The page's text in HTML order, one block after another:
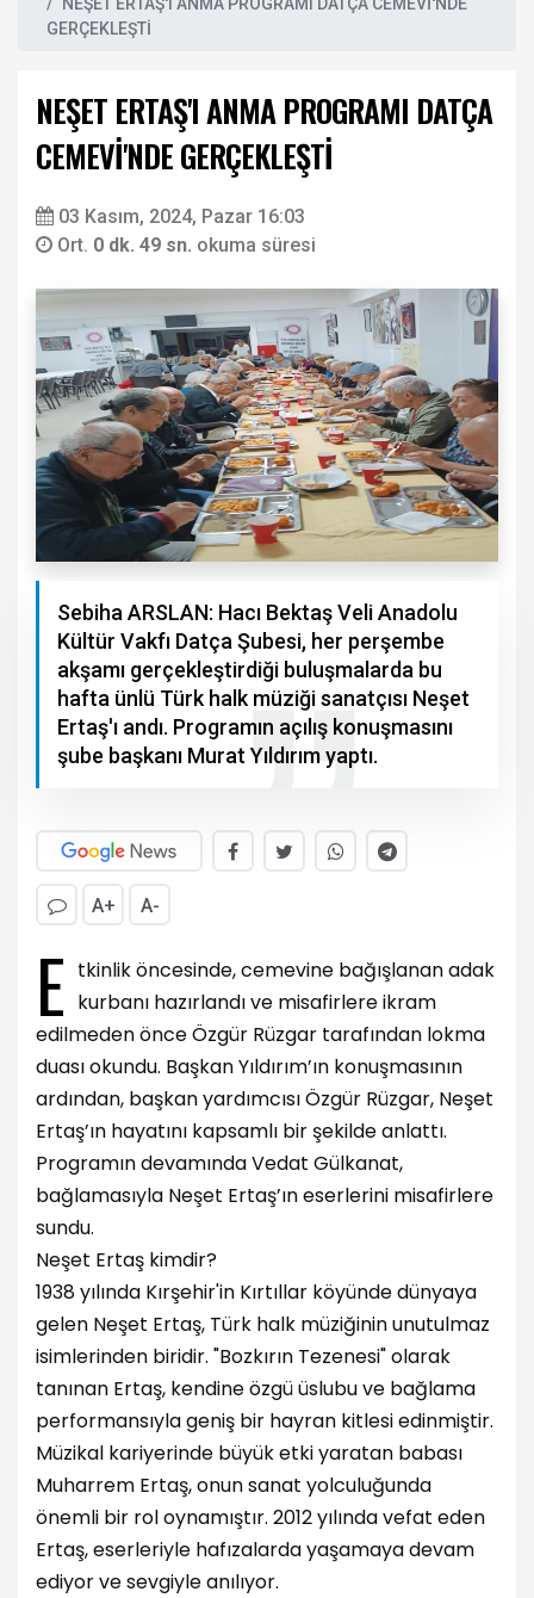
GERÇEKLEŞTİ
NEŞET ERTAŞ'I ANMA PROGRAMI DATÇA
CEMEVİ'NDE GERÇEKLEŞTİ
03 Kasım, 2024, Pazar 16:03
Ort. 0 dk. 49 sn. okuma süresi
Sebiha ARSLAN: Hacı Bektaş Veli Anadolu
Kültür Vakfı Datça Şubesi, her perşembe
akşamı gerçekleştirdiği buluşmalarda bu
hafta ünlü Türk halk müziği sanatçısı Neşet
Ertaş'ı andı. Programın açılış konuşmasını
şube başkanı Murat Yıldırım yaptı.
A+ A-
E tkinlik öncesinde, cemevine bağışlanan adak
kurbanı hazırlandı ve misafirlere ikram
edilmeden önce Özgür Rüzgar tarafından lokma
duası okundu. Başkan Yıldırım’ın konuşmasının
ardından, başkan yardımcısı Özgür Rüzgar, Neşet
Ertaş’ın hayatını kapsamlı bir şekilde anlattı.
Programın devamında Vedat Gülkanat,
bağlamasıyla Neşet Ertaş’ın eserlerini misafirlere
sundu.
Neşet Ertaş kimdir?
1938 yılında Kırşehir'in Kırtıllar köyünde dünyaya
gelen Neşet Ertaş, Türk halk müziğinin unutulmaz
isimlerinden biridir. "Bozkırın Tezenesi" olarak
tanınan Ertaş, kendine özgü üslubu ve bağlama
performansıyla geniş bir hayran kitlesi edinmiştir.
Müzikal kariyerinde büyük etki yaratan babası
Muharrem Ertaş, onun sanat yolculuğunda
önemli bir rol oynamıştır. 2012 yılında vefat eden
Ertaş, eserleriyle hafızalarda yaşamaya devam
ediyor ve sevgiyle anılıyor.